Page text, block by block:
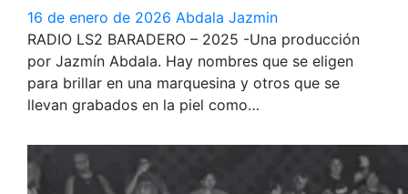
16 de enero de 2026 Abdala Jazmin
RADIO LS2 BARADERO – 2025 -Una producción
por Jazmín Abdala. Hay nombres que se eligen
para brillar en una marquesina y otros que se
llevan grabados en la piel como…